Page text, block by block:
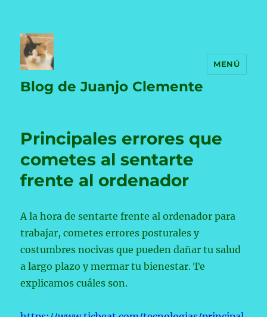
Blog de Juanjo Clemente
MENÚ
Principales errores que
cometes al sentarte
frente al ordenador
A la hora de sentarte frente al ordenador para
trabajar, cometes errores posturales y
costumbres nocivas que pueden dañar tu salud
a largo plazo y mermar tu bienestar. Te
explicamos cuáles son.